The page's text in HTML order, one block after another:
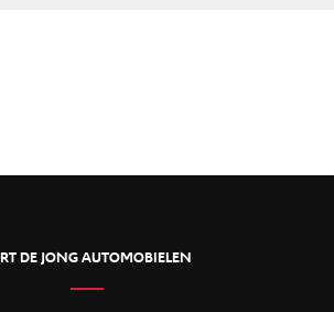
DE JONG AUTOMOBIELEN